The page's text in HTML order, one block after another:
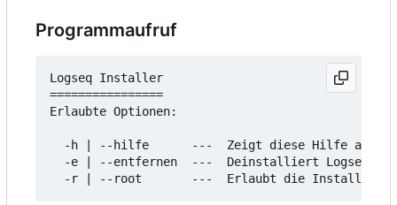
Programmaufruf
Logseq Installer
================
Erlaubte Optionen:
  -h | --hilfe      ---  Zeigt diese Hilfe an
  -e | --entfernen  ---  Deinstalliert Logseq